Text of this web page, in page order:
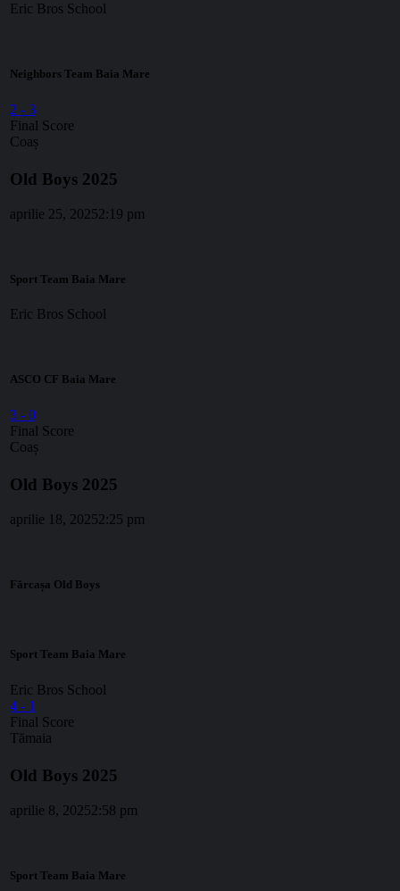
Eric Bros School
Neighbors Team Baia Mare
2 - 3
Final Score
Coaș
Old Boys 2025
aprilie 25, 20252:19 pm
Sport Team Baia Mare
Eric Bros School
ASCO CF Baia Mare
3 - 0
Final Score
Coaș
Old Boys 2025
aprilie 18, 20252:25 pm
Fărcașa Old Boys
Sport Team Baia Mare
Eric Bros School
4 - 1
Final Score
Tămaia
Old Boys 2025
aprilie 8, 20252:58 pm
Sport Team Baia Mare